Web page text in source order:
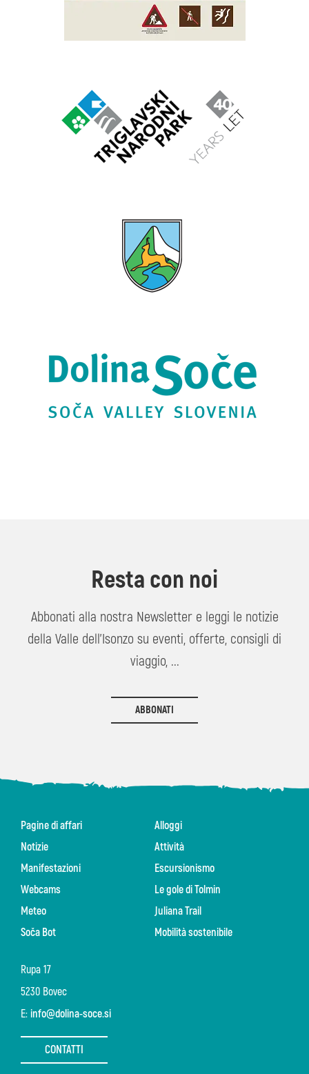
Resta con noi
Abbonati alla nostra Newsletter e leggi le notizie
della Valle dell'Isonzo su eventi, offerte, consigli di
viaggio, ...
ABBONATI
Rupa 17
5230 Bovec
E: info@dolina-soce.si
CONTATTI
Pagine di affari
Notizie
Manifestazioni
Webcams
Meteo
Soča Bot
Alloggi
Attività
Escursionismo
Le gole di Tolmin
Juliana Trail
Mobilità sostenibile